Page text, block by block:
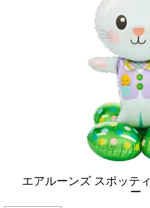
エアルーンズ スポッテ
ー